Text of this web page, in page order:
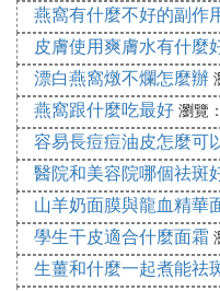
Ⅸ 有用過韓後護膚
韓後不同系類的護膚
韓後護膚品主要系列：
白系列，水感絲滑系列
水漾CC系列，有機檸
韓後有機茶蕊嫩白系
暗沉現象，令肌膚重
茶精華瞬間凈化肌底
燕窩有什麼不好的副作
皮膚使用爽膚水有什麼
漂白燕窩燉不爛怎麼辦
燕窩跟什麼吃最好 瀏覽
容易長痘痘油皮怎麼可
醫院和美容院哪個祛斑
山羊奶面膜與龍血精華
學生干皮適合什麼面霜
生薑和什麼一起煮能祛